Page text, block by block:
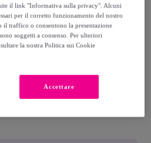
il link "Informativa sulla privacy". Alcuni
per il corretto funzionamento del nostro
il traffico o consentono la presentazione
soggetti a consenso. Per ulteriori
la nostra Politica sui Cookie
Accettare